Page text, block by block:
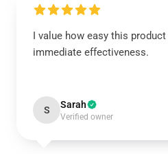
I value how easy this
immediate effectiveness.
S Sarah
Verified owner